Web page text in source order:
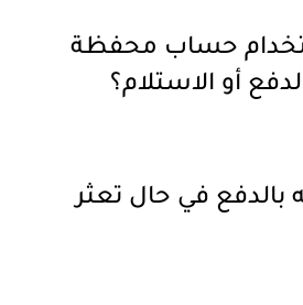
حساب محفظة
أو الاستلام؟
في حال تعثر